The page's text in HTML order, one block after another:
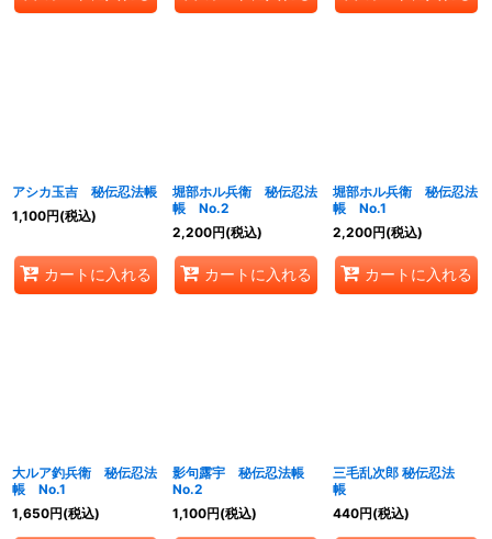
アシカ玉吉 秘伝忍法帳
1,100円(税込)
カートに入れる
堀部ホル兵衛 秘伝忍法
帳 No.2
2,200円(税込)
カートに入れる
堀部ホル兵衛 秘伝忍法
帳 No.1
2,200円(税込)
カートに入れる
大ルア釣兵衛 秘伝忍法
帳 No.1
1,650円(税込)
影句露宇 秘伝忍法帳
No.2
1,100円(税込)
三毛乱次郎 秘伝忍法
帳
440円(税込)